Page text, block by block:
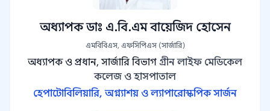
অধ্যাপক ডাঃ এ.বি.এম বায়েজিদ হোসেন
এমবিবিএস, এফসিপিএস (সার্জারি)
অধ্যাপক ও প্রধান, সার্জারি বিভাগ গ্রীন লাইফ মেডিকেল
কলেজ ও হাসপাতাল
হেপাটোবিলিয়ারি, অগ্ন্যাশয় ও ল্যাপারোস্কপিক সার্জন